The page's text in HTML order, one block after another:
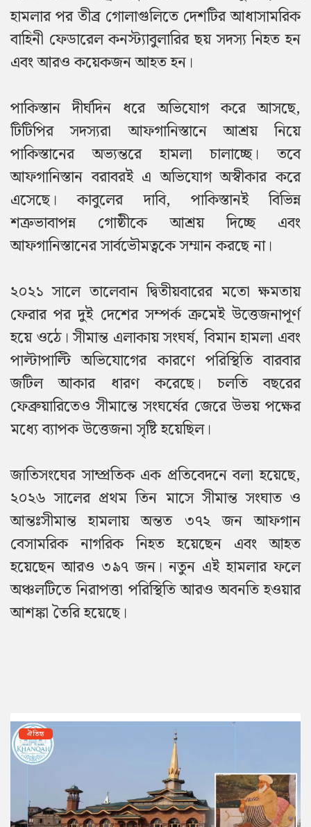
হামলার পর তীব্র গোলাগুলিতে দেশটির আধাসামরিক
বাহিনী ফেডারেল কনস্ট্যাবুলারির ছয় সদস্য নিহত হন
এবং আরও কয়েকজন আহত হন।
পাকিস্তান দীর্ঘদিন ধরে অভিযোগ করে আসছে,
টিটিপির সদস্যরা আফগানিস্তানে আশ্রয় নিয়ে
পাকিস্তানের অভ্যন্তরে হামলা চালাচ্ছে। তবে
আফগানিস্তান বরাবরই এ অভিযোগ অস্বীকার করে
এসেছে। কাবুলের দাবি, পাকিস্তানই বিভিন্ন
শত্রুভাবাপন্ন গোষ্ঠীকে আশ্রয় দিচ্ছে এবং
আফগানিস্তানের সার্বভৌমত্বকে সম্মান করছে না।
২০২১ সালে তালেবান দ্বিতীয়বারের মতো ক্ষমতায়
ফেরার পর দুই দেশের সম্পর্ক ক্রমেই উত্তেজনাপূর্ণ
হয়ে ওঠে। সীমান্ত এলাকায় সংঘর্ষ, বিমান হামলা এবং
পাল্টাপাল্টি অভিযোগের কারণে পরিস্থিতি বারবার
জটিল আকার ধারণ করেছে। চলতি বছরের
ফেব্রুয়ারিতেও সীমান্তে সংঘর্ষের জেরে উভয় পক্ষের
মধ্যে ব্যাপক উত্তেজনা সৃষ্টি হয়েছিল।
জাতিসংঘের সাম্প্রতিক এক প্রতিবেদনে বলা হয়েছে,
২০২৬ সালের প্রথম তিন মাসে সীমান্ত সংঘাত ও
আন্তঃসীমান্ত হামলায় অন্তত ৩৭২ জন আফগান
বেসামরিক নাগরিক নিহত হয়েছেন এবং আহত
হয়েছেন আরও ৩৯৭ জন। নতুন এই হামলার ফলে
অঞ্চলটিতে নিরাপত্তা পরিস্থিতি আরও অবনতি হওয়ার
আশঙ্কা তৈরি হয়েছে।
ঐতিহ্য